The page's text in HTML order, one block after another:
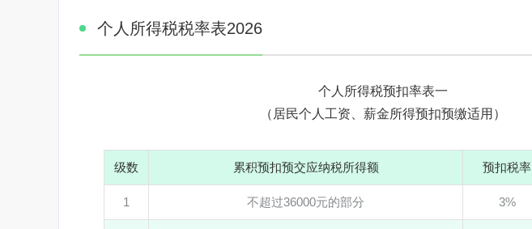
个人所得税税率表2026
个人所得税预扣率表一
（居民个人工资、薪金所得预扣预缴适用）
级数 累积预扣预交应纳税所得额 预扣税率
1 不超过36000元的部分 3%